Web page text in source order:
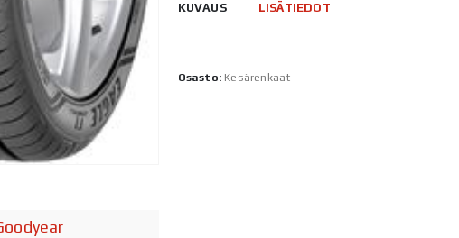
KUVAUS LISÄTIEDOT
Osasto: Kesärenkaat